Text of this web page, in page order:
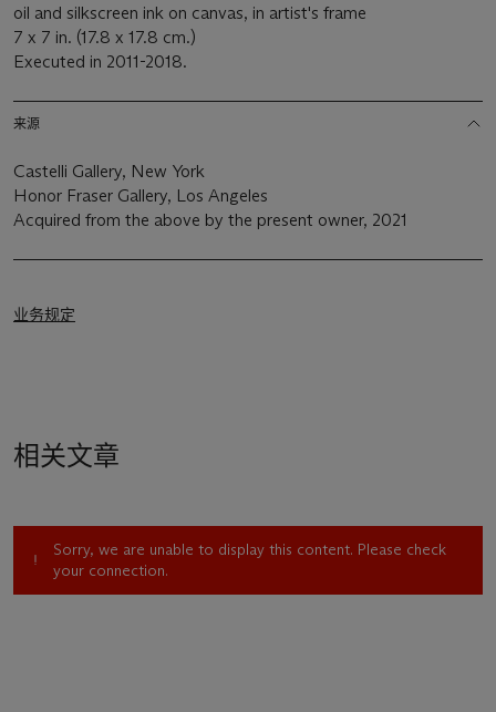
oil and silkscreen ink on canvas, in artist's frame
7 x 7 in. (17.8 x 17.8 cm.)
Executed in 2011-2018.
来源
Castelli Gallery, New York
Honor Fraser Gallery, Los Angeles
Acquired from the above by the present owner, 2021
业务规定
相关文章
Sorry, we are unable to display this content. Please check
your connection.